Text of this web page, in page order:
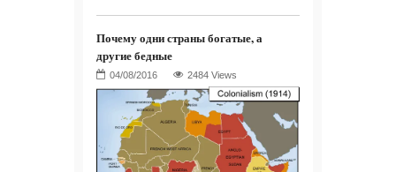
Почему одни страны богатые, а
другие бедные
2484 Views